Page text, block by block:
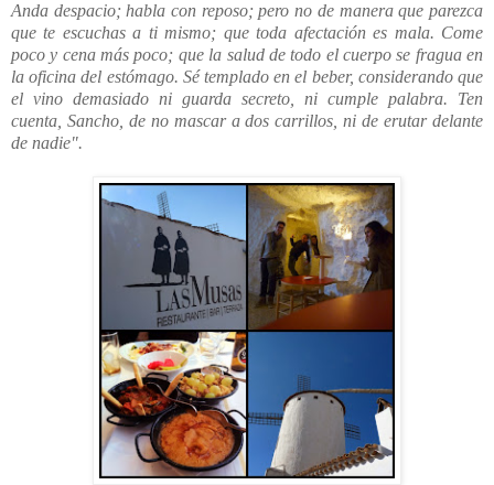
Anda despacio; habla con reposo; pero no de manera que parezca
que te escuchas a ti mismo; que toda afectación es mala. Come
poco y cena más poco; que la salud de todo el cuerpo se fragua en
la oficina del estómago. Sé templado en el beber, considerando que
el vino demasiado ni guarda secreto, ni cumple palabra. Ten
cuenta, Sancho, de no mascar a dos carrillos, ni de erutar delante
de nadie".